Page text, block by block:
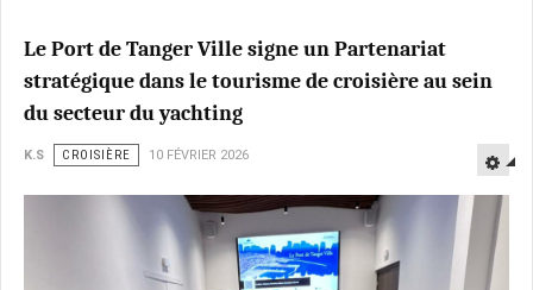
Le Port de Tanger Ville signe un Partenariat
stratégique dans le tourisme de croisière au sein
du secteur du yachting
K.S CROISIÈRE 10 FÉVRIER 2026